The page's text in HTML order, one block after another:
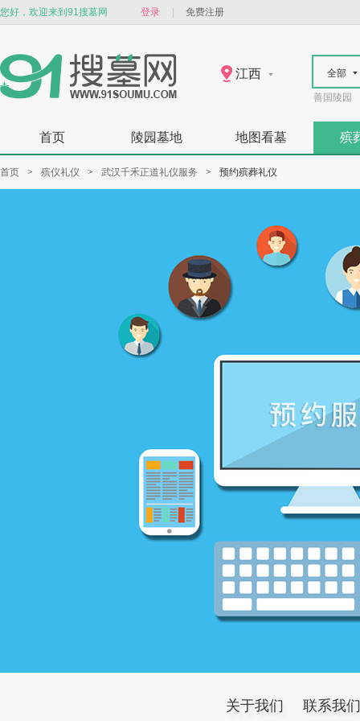
您好，欢迎来到91搜墓网 登录 免费注册
江西 全部
善国陵园
首页 陵园墓地 地图看墓 殡
首页 > 殡仪礼仪 > 武汉千禾正道礼仪服务 > 预约殡葬礼仪
关于我们 联系我们